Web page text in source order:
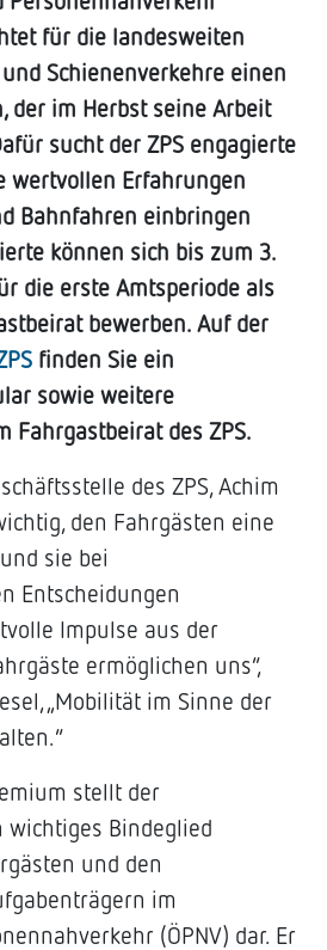
für die landesweiten
Schienenverkehre einen
der im Herbst seine Arbeit
sucht der ZPS engagierte
wertvollen Erfahrungen
Bahnfahren einbringen
können sich bis zum 3.
die erste Amtsperiode als
bewerben. Auf der
finden Sie ein
sowie weitere
Fahrgastbeirat des ZPS.
des ZPS, Achim
den Fahrgästen eine
sie bei
Entscheidungen
Impulse aus der
ermöglichen uns“,
„Mobilität im Sinne der
stellt der
wichtiges Bindeglied
und den
im
(ÖPNV) dar. Er